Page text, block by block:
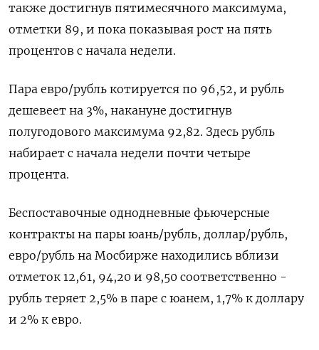
также достигнув пятимесячного максимума,
отметки 89, и пока показывая рост на пять
процентов с начала недели.
Пара евро/рубль котируется по 96,52, и рубль
дешевеет на 3%, накануне достигнув
полугодового максимума 92,82. Здесь рубль
набирает с начала недели почти четыре
процента.
Беспоставочные однодневные фьючерсные
контракты на пары юань/рубль, доллар/рубль,
евро/рубль на Мосбирже находились вблизи
отметок 12,61, 94,20 и 98,50 соответственно -
рубль теряет 2,5% в паре с юанем, 1,7% к доллару
и 2% к евро.